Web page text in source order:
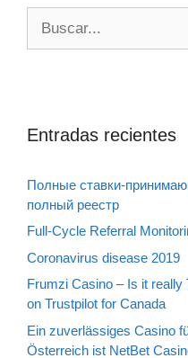
Entradas recientes
Полные ставки-
полный реестр
Full-Cycle Referral
Coronavirus disease 2019
Frumzi Casino – Is it
on Trustpilot for Canada
Ein zuverlässiges Casino
Österreich ist NetBet